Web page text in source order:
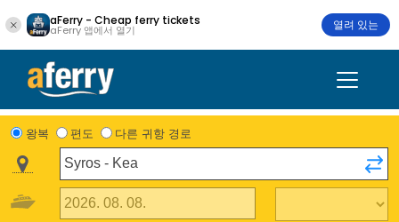
aFerry - Cheap ferry tickets
aFerry 앱에서 열기 열려 있는
왕복 편도 다른 귀항 경로